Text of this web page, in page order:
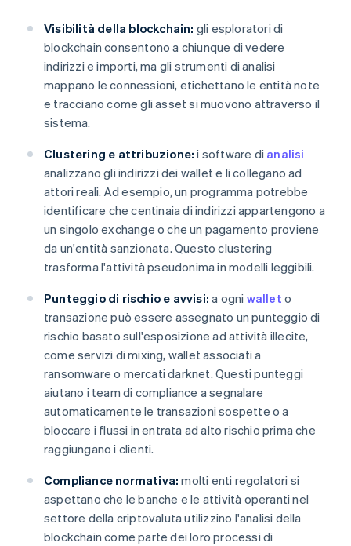
Visibilità della blockchain: gli esploratori di
blockchain consentono a chiunque di vedere
indirizzi e importi, ma gli strumenti di analisi
mappano le connessioni, etichettano le entità note
e tracciano come gli asset si muovono attraverso il
sistema.
Clustering e attribuzione: i software di analisi
analizzano gli indirizzi dei wallet e li collegano ad
attori reali. Ad esempio, un programma potrebbe
identificare che centinaia di indirizzi appartengono a
un singolo exchange o che un pagamento proviene
da un'entità sanzionata. Questo clustering
trasforma l'attività pseudonima in modelli leggibili.
Punteggio di rischio e avvisi: a ogni wallet o
transazione può essere assegnato un punteggio di
rischio basato sull'esposizione ad attività illecite,
come servizi di mixing, wallet associati a
ransomware o mercati darknet. Questi punteggi
aiutano i team di compliance a segnalare
automaticamente le transazioni sospette o a
bloccare i flussi in entrata ad alto rischio prima che
raggiungano i clienti.
Compliance normativa: molti enti regolatori si
aspettano che le banche e le attività operanti nel
settore della criptovaluta utilizzino l'analisi della
blockchain come parte dei loro processi di